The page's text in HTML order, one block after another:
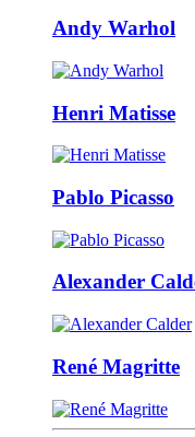
Andy Warhol
Henri Matisse
Pablo Picasso
Alexander
René Magritte